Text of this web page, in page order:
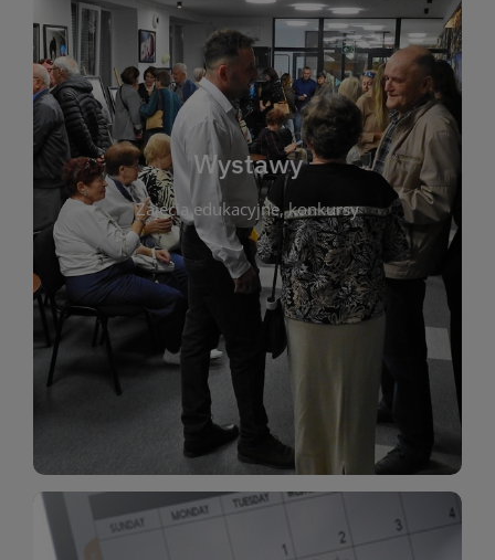
Wystawy
Zajęcia edukacyjne, konkursy
Wystawy
Biblioteka organizuje prezentujące zarówno
sztukę lokalnych twórców, jak i zbiory tematyczne.
W tej sekcji znajdziesz informacje o aktualnych
ekspozycjach oraz archiwum wystaw z
poprzednich lat. Prezentowane prace obejmują
malarstwo, fotografię, rękodzieło i inne formy
artystyczne. Każda wystawa to wyjątkowa okazja
do kontaktu z kulturą i sztuką w przestrzeni
biblioteki. Serdecznie zapraszamy wszystkich
miłośników estetycznych doznań!